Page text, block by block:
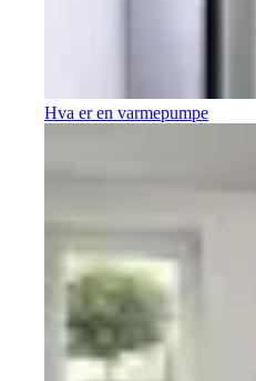
Hva er en varmepumpe